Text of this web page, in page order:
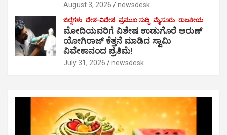
August 3, 2026 newsdesk
ಜಿಲ್ಲೆಗಳು ದೇಶ-ವಿದೇಶ ಪ್ರಮುಖ ಸುದ್ದಿ ಮೈಸೂರು ರಾಜಕೀಯ
ಮೋದಿಯವರಿಗೆ ವಿಶೇಷ ಉಡುಗೊರೆ ಅರುಣ್
ಯೋಗಿರಾಜ್ ಕೆತ್ತನೆ ಮಾಡಿದ ಸ್ವಾಮಿ
ವಿವೇಕಾನಂದ ಪ್ರತಿಮೆ!
July 31, 2026 newsdesk